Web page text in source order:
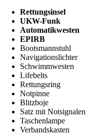
Rettungsinsel
UKW-Funk
Automatikwesten
EPIRB
Bootsmannstuhl
Navigationslichter
Schwimmwesten
Lifebelts
Rettungsring
Notpinne
Blitzboje
Satz mit Notsignalen
Taschenlampe
Verbandskasten